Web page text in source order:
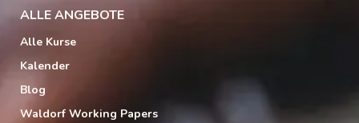
ALLE ANGEBOTE
Alle Kurse
Kalender
Blog
Waldorf Working Papers